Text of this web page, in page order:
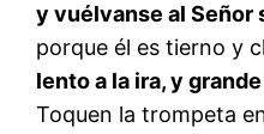
y vuélvanse al Señor
porque él es tierno y
lento a la ira, y
Toquen la trompeta